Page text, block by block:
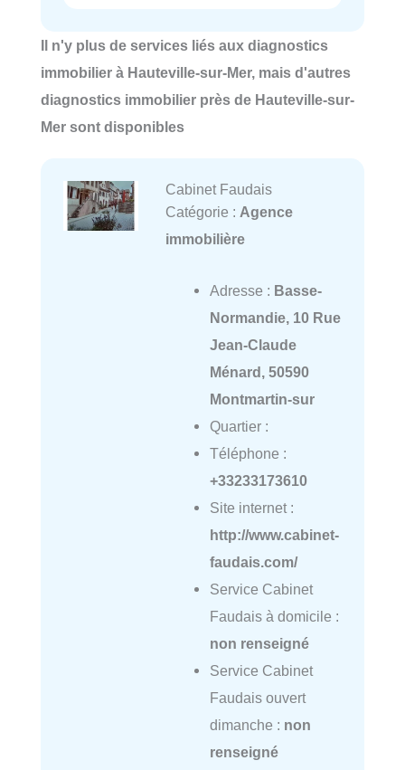
Il n'y plus de services liés aux diagnostics
immobilier à Hauteville-sur-Mer, mais d'autres
diagnostics immobilier près de Hauteville-sur-
Mer sont disponibles
Cabinet Faudais
Catégorie : Agence
immobilière
Adresse : Basse-
Normandie, 10 Rue
Jean-Claude
Ménard, 50590
Montmartin-sur
Quartier :
Téléphone :
+33233173610
Site internet :
http://www.cabinet-
faudais.com/
Service Cabinet
Faudais à domicile :
non renseigné
Service Cabinet
Faudais ouvert
dimanche : non
renseigné